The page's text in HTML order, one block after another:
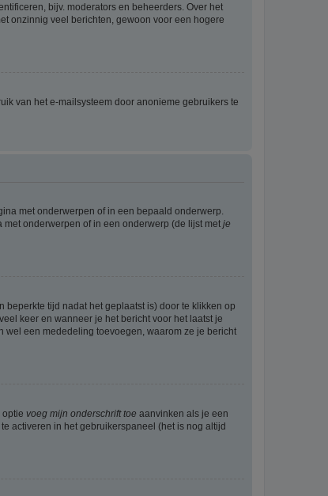
bijv. moderators en beheerders. Over het
onzinnig veel berichten, gewoon voor een hogere
van het e-mailsysteem door anonieme gebruikers te
met onderwerpen of in een bepaald onderwerp.
onderwerpen of in een onderwerp (de lijst met je
tijd nadat het geplaatst is) door te klikken op
keer en wanneer je het bericht voor het laatst je
een mededeling toevoegen, waarom ze je bericht
optie voeg mijn onderschrift toe aanvinken als je een
activeren in het gebruikerspaneel (het is nog altijd